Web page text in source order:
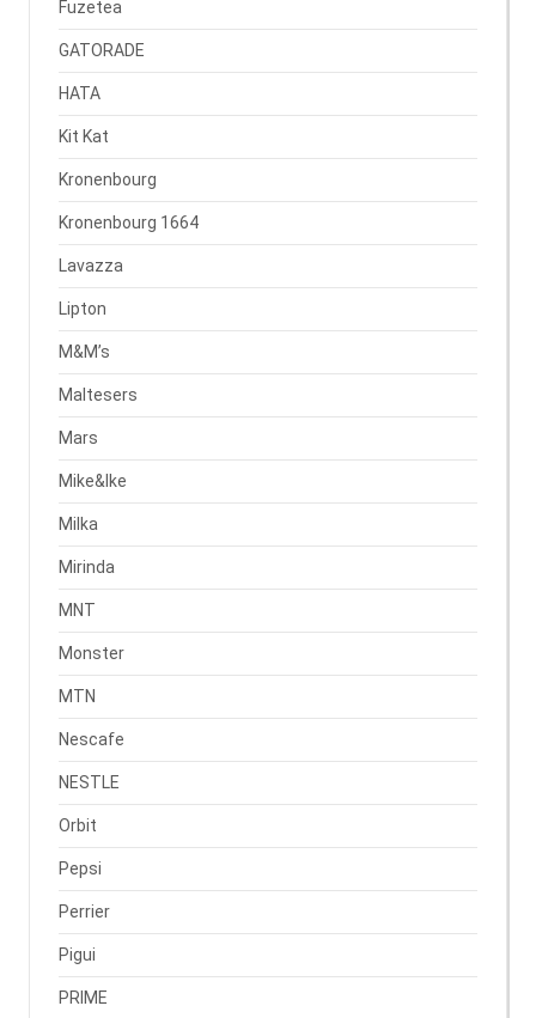
Fuzetea
GATORADE
HATA
Kit Kat
Kronenbourg
Kronenbourg 1664
Lavazza
Lipton
M&M’s
Maltesers
Mars
Mike&Ike
Milka
Mirinda
MNT
Monster
MTN
Nescafe
NESTLE
Orbit
Pepsi
Perrier
Pigui
PRIME